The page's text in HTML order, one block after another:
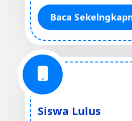
Baca
Siswa Lulus